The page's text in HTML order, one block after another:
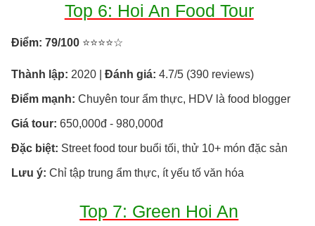
Top 6: Hoi An Food Tour
Điểm: 79/100 ⭐⭐⭐⭐☆
Thành lập: 2020 |Đánh giá: 4.7/5 (390 reviews)
Điểm mạnh: Chuyên tour ẩm thực, HDV là food blogger
Giá tour: 650,000đ - 980,000đ
Đặc biệt: Street food tour buổi tối, thử 10+ món đặc sản
Lưu ý: Chỉ tập trung ẩm thực, ít yếu tố văn hóa
Top 7: Green Hoi An